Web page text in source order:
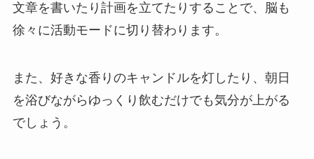
文章を書いたり計画を立てたりすることで、脳も
徐々に活動モードに切り替わります。
また、好きな香りのキャンドルを灯したり、朝日
を浴びながらゆっくり飲むだけでも気分が上がる
でしょう。